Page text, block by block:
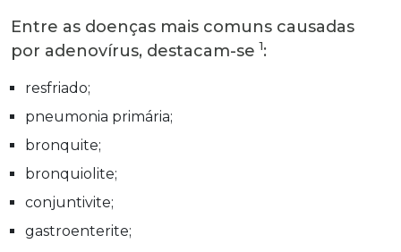
Entre as doenças mais comuns causadas
por adenovírus, destacam-se 1:
resfriado;
pneumonia primária;
bronquite;
bronquiolite;
conjuntivite;
gastroenterite;